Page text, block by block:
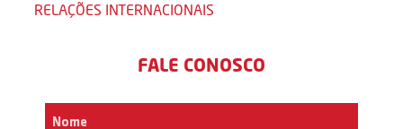
RELAÇÕES INTERNACIONAIS
FALE CONOSCO